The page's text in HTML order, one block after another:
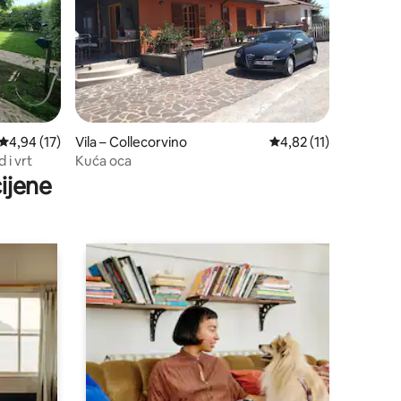
ocjena: 4,94/5, recenzija: 17
4,94 (17)
i vrt
Vila – Collecorvino Prosječna ocjena:
4,82 (11)
Kuća oca